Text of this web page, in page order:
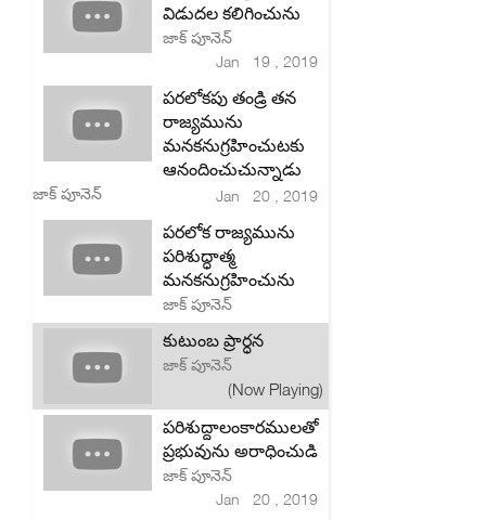
విడుదల కలిగించును
జాక్ పూనెన్
Jan 19 , 2019
పరలోకపు తండ్రి తన
రాజ్యమును
మనకనుగ్రహించుటకు
ఆనందించుచున్నాడు
జాక్ పూనెన్ Jan 20 , 2019
పరలోక రాజ్యమును
పరిశుద్ధాత్మ
మనకనుగ్రహించును
జాక్ పూనెన్
కుటుంబ ప్రార్ధన
జాక్ పూనెన్
(Now Playing)
పరిశుద్దాలంకారములతో
ప్రభువును అరాధించుడి
జాక్ పూనెన్
Jan 20 , 2019